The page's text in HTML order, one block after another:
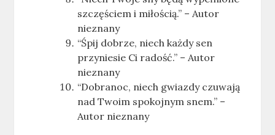
szczęściem i miłością.” – Autor
nieznany
“Śpij dobrze, niech każdy sen
przyniesie Ci radość.” – Autor
nieznany
“Dobranoc, niech gwiazdy czuwają
nad Twoim spokojnym snem.” –
Autor nieznany